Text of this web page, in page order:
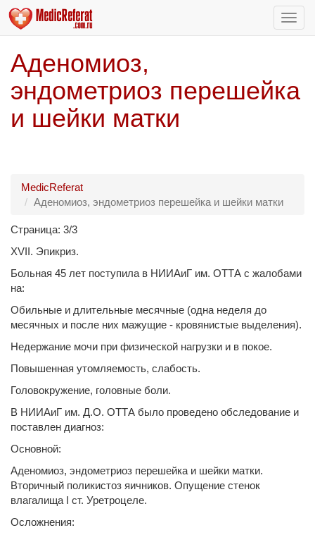
Аденомиоз,
эндометриоз перешейка
и шейки матки
MedicReferat
Аденомиоз, эндометриоз перешейка и шейки матки
Страница: 3/3
XVII. Эпикриз.
Больная 45 лет поступила в НИИАиГ им. ОТТА с жалобами
на:
Обильные и длительные месячные (одна неделя до
месячных и после них мажущие - кровянистые выделения).
Недержание мочи при физической нагрузки и в покое.
Повышенная утомляемость, слабость.
Головокружение, головные боли.
В НИИАиГ им. Д.О. ОТТА было проведено обследование и
поставлен диагноз:
Основной:
Аденомиоз, эндометриоз перешейка и шейки матки.
Вторичный поликистоз яичников. Опущение стенок
влагалища I ст. Уретроцеле.
Осложнения: